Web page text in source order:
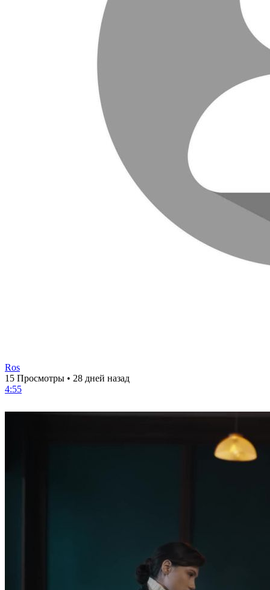
Ros
15 Просмотры • 28 дней назад
4:55